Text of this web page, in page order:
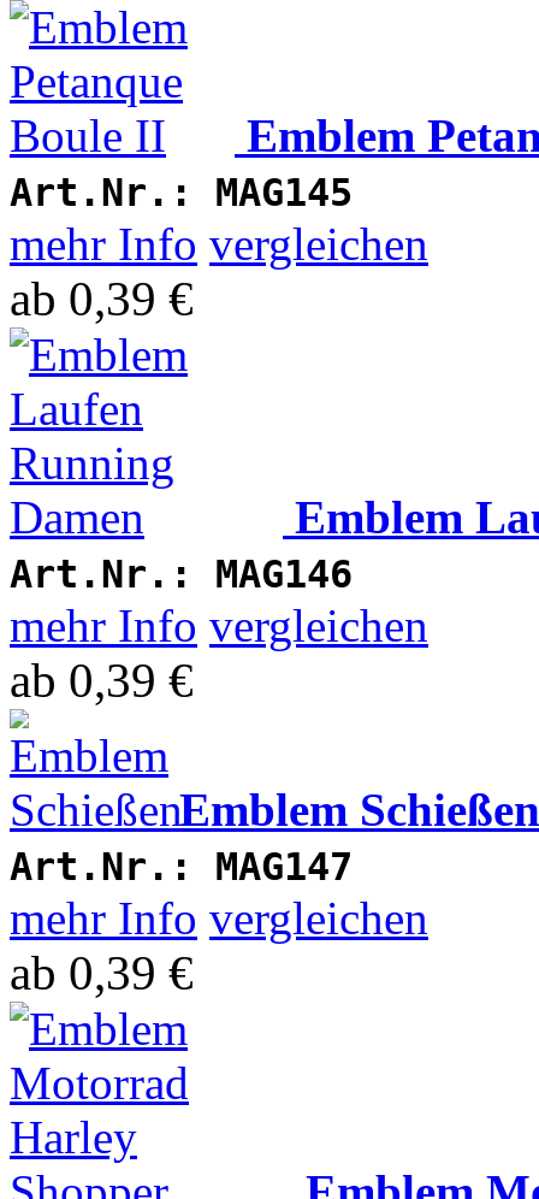
Emblem
Art.Nr.: MAG145
mehr Info vergleichen
ab 0,39 €
Emblem
Art.Nr.: MAG146
mehr Info vergleichen
ab 0,39 €
Emblem Schießen
Art.Nr.: MAG147
mehr Info vergleichen
ab 0,39 €